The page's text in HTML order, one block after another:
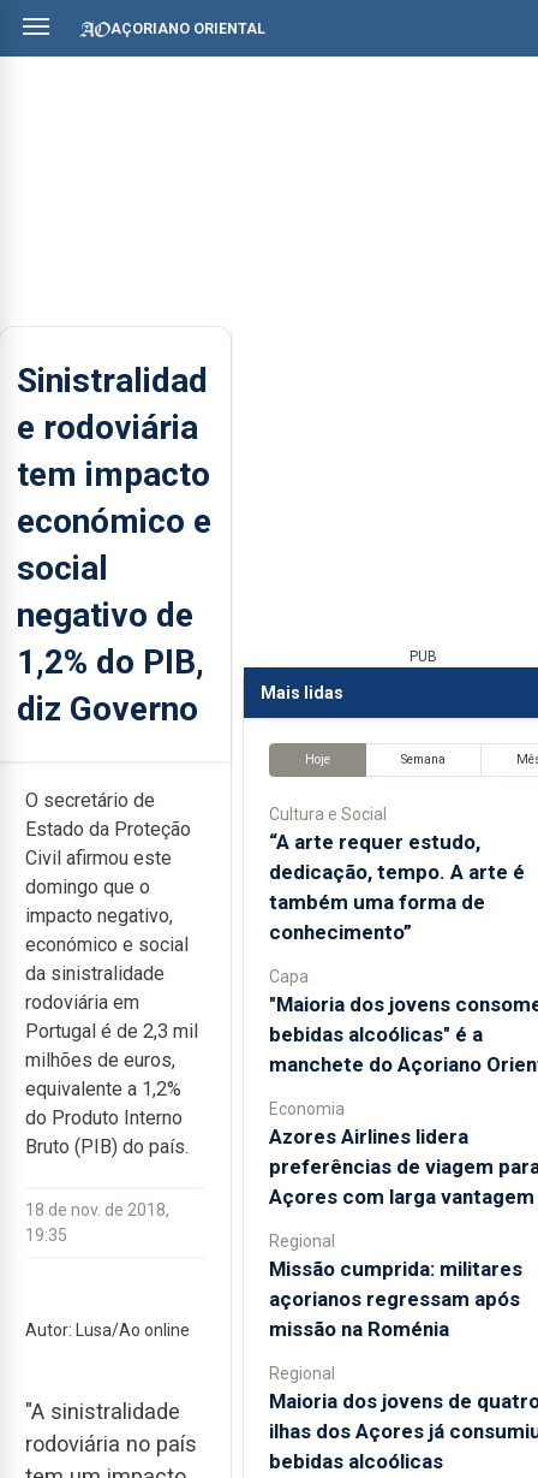
AÇORIANO ORIENTAL
Sinistralidad
e rodoviária
tem impacto
económico e
social
negativo de
1,2% do PIB,
diz Governo
O secretário de
Estado da Proteção
Civil afirmou este
domingo que o
impacto negativo,
económico e social
da sinistralidade
rodoviária em
Portugal é de 2,3 mil
milhões de euros,
equivalente a 1,2%
do Produto Interno
Bruto (PIB) do país.
18 de nov. de 2018,
19:35
Autor: Lusa/Ao online
"A sinistralidade
rodoviária no país
PUB
Mais lidas
Hoje Semana
Cultura e Social
“A arte requer estudo,
dedicação, tempo. A arte é
também uma forma de
conhecimento”
Capa
"Maioria dos jovens
bebidas alcoólicas" é a
manchete do Açoriano
Economia
Azores Airlines lidera
preferências de viagem
Açores com larga vantagem
Regional
Missão cumprida: militares
açorianos regressam após
missão na Roménia
Regional
Maioria dos jovens de
ilhas dos Açores já
bebidas alcoólicas